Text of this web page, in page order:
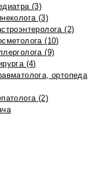
(3)
(3)
(2)
(10)
(9)
(4)
ортопеда
(2)